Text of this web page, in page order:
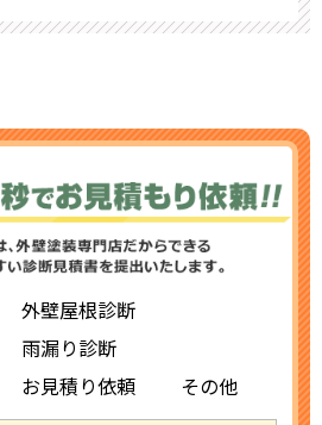
外壁屋根診断
雨漏り診断
お見積り依頼
その他